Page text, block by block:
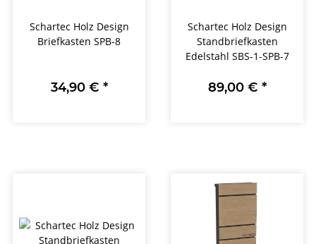
Schartec Holz Design
Briefkasten SPB-8
34,90 € *
Schartec Holz Design
Standbriefkasten
Edelstahl SBS-1-SPB-7
89,00 € *